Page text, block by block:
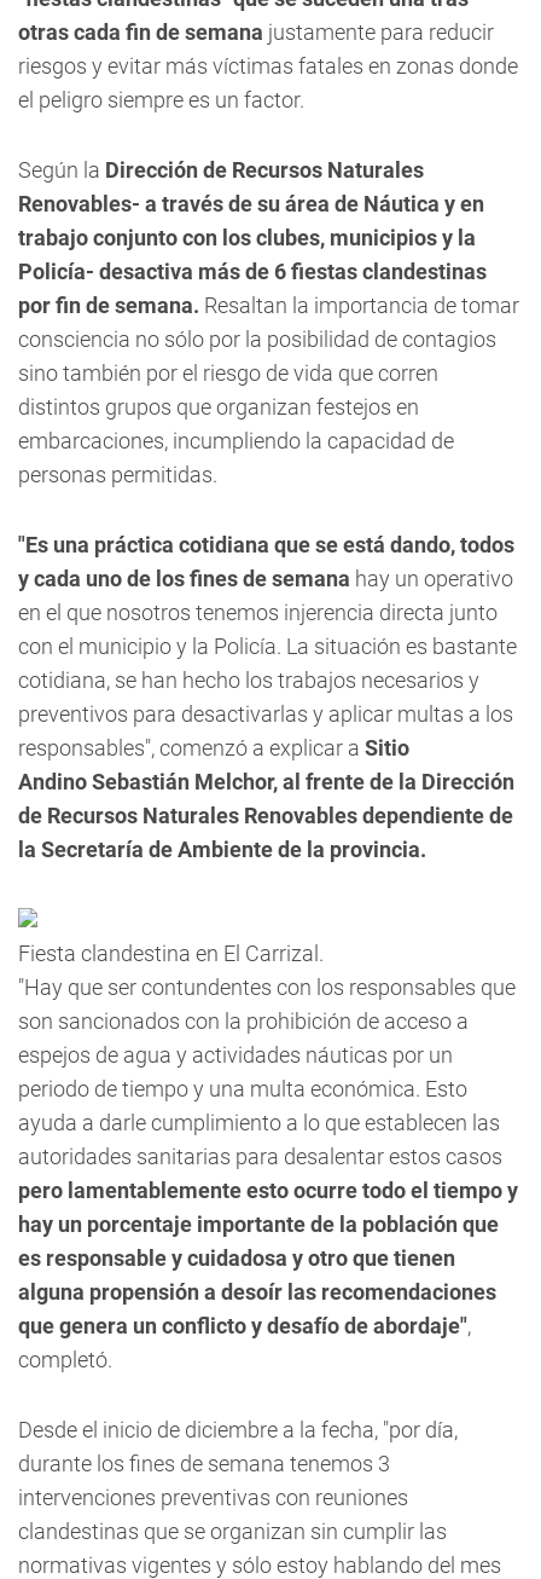
otras cada fin de semana justamente para reducir
riesgos y evitar más víctimas fatales en zonas donde
el peligro siempre es un factor.
Según la Dirección de Recursos Naturales
Renovables- a través de su área de Náutica y en
trabajo conjunto con los clubes, municipios y la
Policía- desactiva más de 6 fiestas clandestinas
por fin de semana. Resaltan la importancia detomar
consciencia no sólo por la posibilidad de contagios
sino también por el riesgo de vida que corren
distintos grupos que organizan festejos en
embarcaciones, incumpliendo la capacidad de
personas permitidas.
"Es una práctica cotidiana que se está dando, todos
y cada uno de los fines de semana hay un operativo
en el que nosotros tenemos injerencia directa junto
con el municipio y la Policía. La situación es bastante
cotidiana, se han hecho los trabajos necesarios y
preventivos para desactivarlas y aplicar multas a los
responsables", comenzó a explicar a Sitio
AndinoSebastián Melchor, al frente de la Dirección
de Recursos Naturales Renovables dependiente de
la Secretaría de Ambiente de la provincia.
Fiesta clandestina en El Carrizal.
"Hay que ser contundentes con los responsables que
son sancionados con la prohibición de acceso a
espejos de agua y actividades náuticas por un
periodo de tiempo y una multa económica. Esto
ayuda a darle cumplimiento a lo que establecen las
autoridades sanitarias para desalentar estos casos
pero lamentablemente esto ocurre todo el tiempo y
hay un porcentaje importante de la población que
es responsable y cuidadosa y otro que tienen
alguna propensión a desoír las recomendaciones
que genera un conflicto y desafío de abordaje",
completó.
Desde el inicio de diciembre a la fecha, "por día,
durante los fines de semana tenemos 3
intervenciones preventivas con reuniones
clandestinas que se organizan sin cumplir las
normativas vigentes y sólo estoy hablando del mes